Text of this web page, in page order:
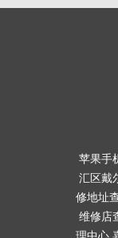
苹果手
汇区戴
修地址
维修店